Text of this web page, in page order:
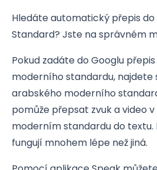
Hledáte automatický přepis
Standard? Jste na správném
Pokud zadáte do Googlu
moderního standardu,
arabského moderního
pomůže přepsat zvuk a video
moderním standardu do textu.
fungují mnohem lépe než jiná.